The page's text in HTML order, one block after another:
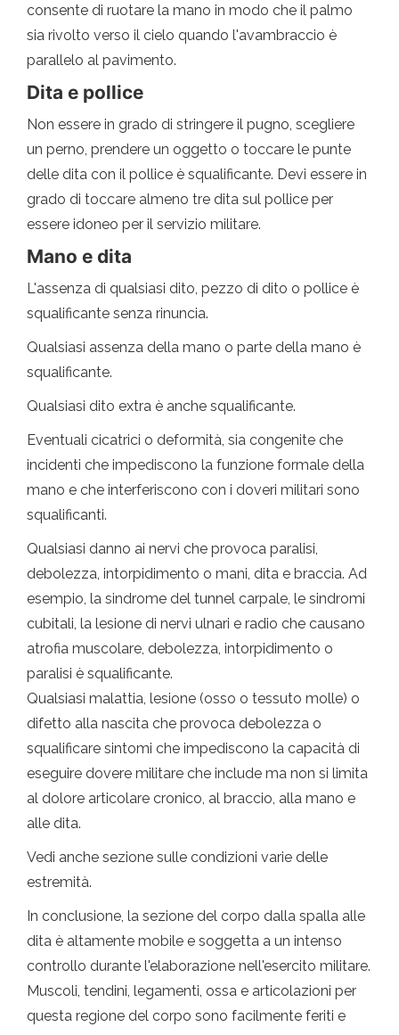
consente di ruotare la mano in modo che il palmo
sia rivolto verso il cielo quando l'avambraccio è
parallelo al pavimento.
Dita e pollice
Non essere in grado di stringere il pugno, scegliere
un perno, prendere un oggetto o toccare le punte
delle dita con il pollice è squalificante. Devi essere in
grado di toccare almeno tre dita sul pollice per
essere idoneo per il servizio militare.
Mano e dita
L'assenza di qualsiasi dito, pezzo di dito o pollice è
squalificante senza rinuncia.
Qualsiasi assenza della mano o parte della mano è
squalificante.
Qualsiasi dito extra è anche squalificante.
Eventuali cicatrici o deformità, sia congenite che
incidenti che impediscono la funzione formale della
mano e che interferiscono con i doveri militari sono
squalificanti.
Qualsiasi danno ai nervi che provoca paralisi,
debolezza, intorpidimento o mani, dita e braccia. Ad
esempio, la sindrome del tunnel carpale, le sindromi
cubitali, la lesione di nervi ulnari e radio che causano
atrofia muscolare, debolezza, intorpidimento o
paralisi è squalificante.
Qualsiasi malattia, lesione (osso o tessuto molle) o
difetto alla nascita che provoca debolezza o
squalificare sintomi che impediscono la capacità di
eseguire dovere militare che include ma non si limita
al dolore articolare cronico, al braccio, alla mano e
alle dita.
Vedi anche sezione sulle condizioni varie delle
estremità.
In conclusione, la sezione del corpo dalla spalla alle
dita è altamente mobile e soggetta a un intenso
controllo durante l'elaborazione nell'esercito militare.
Muscoli, tendini, legamenti, ossa e articolazioni per
questa regione del corpo sono facilmente feriti e